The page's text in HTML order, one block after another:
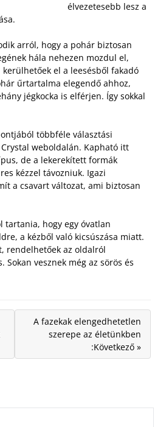
élvezetesebb lesz a
arról, hogy a pohár biztosan
hála nehezen mozdul el,
el a leesésből fakadó
űrtartalma elegendő ahhoz,
jégkocka is elférjen. Így sokkal
többféle választási
weboldalán. Kapható itt
de a lekerekített formák
kézzel távozniuk. Igazi
a csavart változat, ami biztosan
tartania, hogy egy óvatlan
a kézből való kicsúszása miatt.
rendelhetőek az oldalról
Sokan vesznek még az sörös és
A fazekak elengedhetetlen
szerepe az életünkben
:Következő »